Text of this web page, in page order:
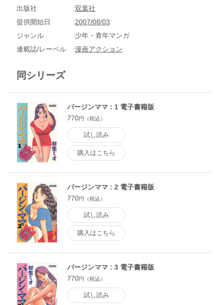
出版社
双葉社
提供開始日
2007/08/03
ジャンル
少年・青年マンガ
連載誌/レーベル
漫画アクション
同シリーズ
バージンママ : 1 電子書籍版
770円（税込）
試し読み
購入はこちら
バージンママ : 2 電子書籍版
770円（税込）
試し読み
購入はこちら
バージンママ : 3 電子書籍版
770円（税込）
試し読み